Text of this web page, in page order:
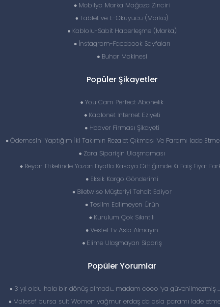
Mobilya Marka Mağaza Zinciri
Tablet ve E-Okuyucu (Marka)
Kablolu-Sabit Haberleşme (Marka)
İnstagram-Facebook Sayfaları
Buhar Makinesi
Popüler Şikayetler
You Cam Perfect Abonelik
Kablonet Internet Eziyeti
Hoover Firması Şikayeti
Ödemesini Yaptığım İki Takımın Rezalet Çıkması Ve Paramı Iade
Zara Siparişin Ulaşmaması
Reyon Etiketinde Yazan Fiyatla Kasaya Gittiğimde Ki Faiş Fiyat
Eksik Kargo Gönderimi
Biletwise Müşteriyi Tehdit Ediyor
Teslim Edilmeyen Ürün
Kurulum Çok Sıkıntılı
Vestel Tv Asla Almayın
Elime Ulaşmayan Sipariş
Popüler Yorumlar
3 yıl oldu hala bir dönüş olmadı… madam coco ‘ya güvenilmezmiş
Malesef bursa suit Women yağmur erdaş da asla paramı iade